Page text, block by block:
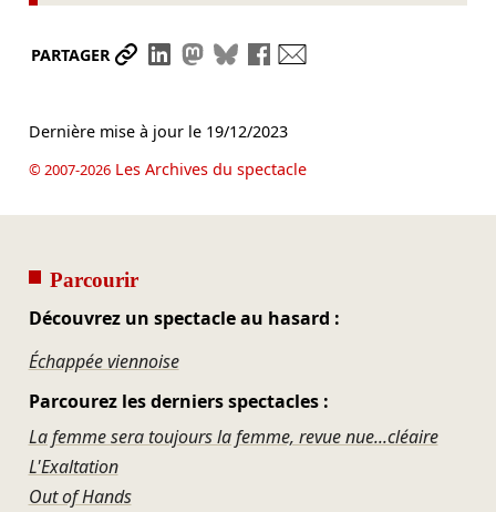
PARTAGER Partager le lien
Partager sur LinkedIn
Partager sur Mastodon
Partager sur Bluesky
Partager sur Facebook
Dernière mise à jour le 19/12/2023
© 2007-2026Les Archives du spectacle
Parcourir
Découvrez un spectacle au hasard :
Échappée viennoise
Parcourez les derniers spectacles :
La femme sera toujours la femme, revue nue...cléaire
L'Exaltation
Out of Hands